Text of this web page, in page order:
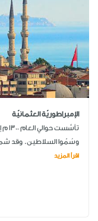
الإمبراطوريّة العثمانيّة
وسُمّوا السلاطين. وقد
اقرأ المزيد